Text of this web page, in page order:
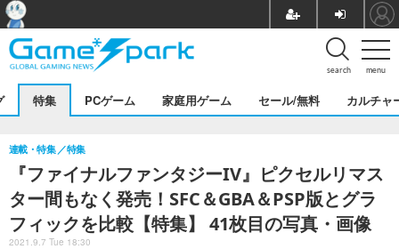
menu
search
特集 PCゲーム 家庭用ゲーム セール/無料 カルチャ
『ファイナルファンタジーIV』ピクセルリマス
ター間もなく発売！SFC＆GBA＆PSP版とグラ
フィックを比較【特集】 41枚目の写真・画像
連載・特集 特集
2021.9.7 Tue 18:30